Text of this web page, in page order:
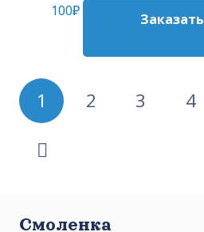
100₽ Заказать
Пагинация
записей
1 2 3 4
Смоленка